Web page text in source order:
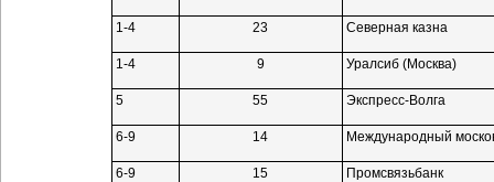
1-4 23 Северная казна
1-4 9 Уралсиб (Москва)
5 55 Экспресс-Волга
6-9 14 Международный
6-9 15 Промсвязьбанк